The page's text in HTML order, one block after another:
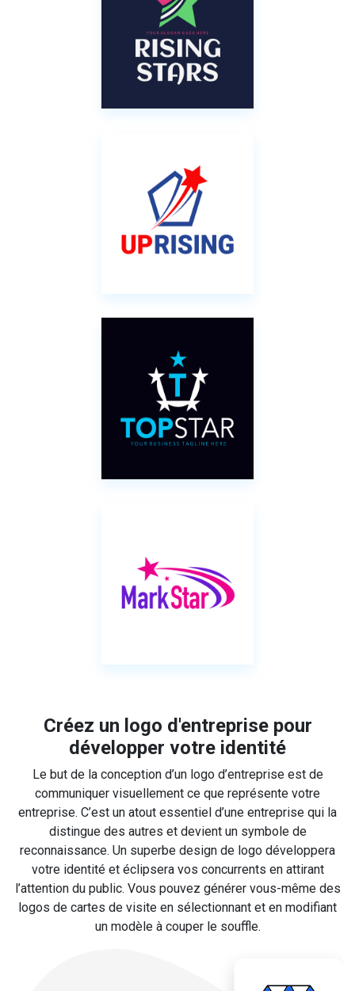
Créez un logo d'entreprise pour
développer votre identité
Le but de la conception d’un logo d’entreprise est de
communiquer visuellement ce que représente votre
entreprise. C’est un atout essentiel d’une entreprise qui la
distingue des autres et devient un symbole de
reconnaissance. Un superbe design de logo développera
votre identité et éclipsera vos concurrents en attirant
l’attention du public. Vous pouvez générer vous-même des
logos de cartes de visite en sélectionnant et en modifiant
un modèle à couper le souffle.